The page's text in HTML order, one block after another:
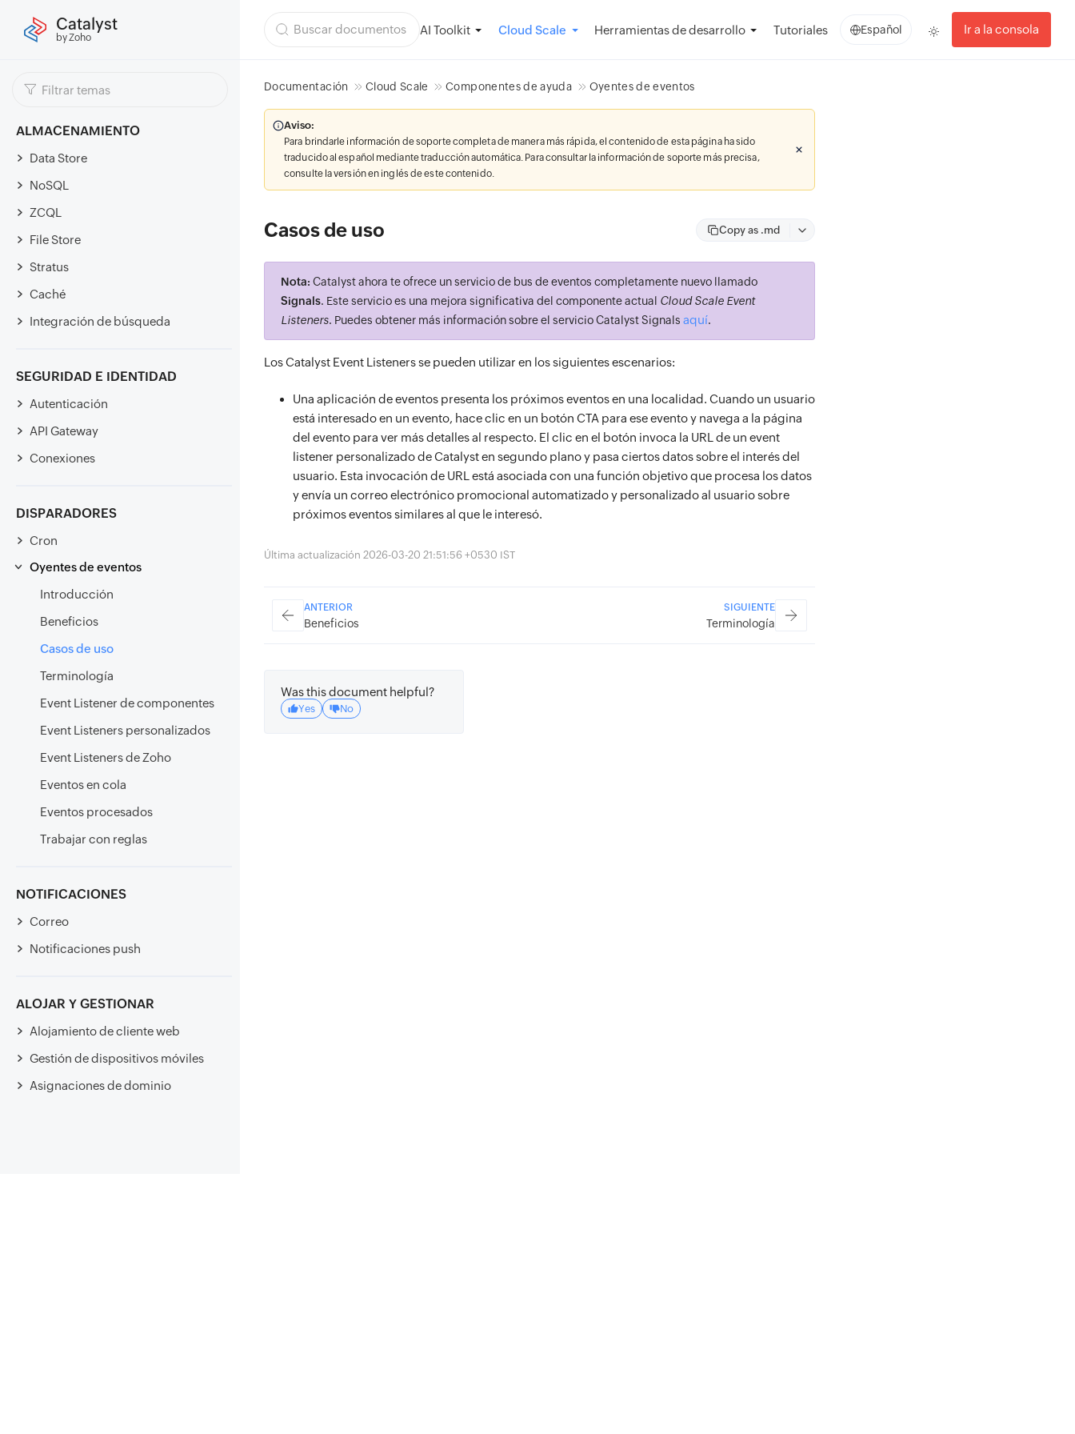
Catalyst
by Zoho
AI Toolkit Cloud Scale Herramientas de desarrollo Tutoriales Español Ir a la consola
ALMACENAMIENTO
Data Store
NoSQL
ZCQL
File Store
Stratus
Caché
Integración de búsqueda
SEGURIDAD E IDENTIDAD
Autenticación
API Gateway
Conexiones
DISPARADORES
Cron
Oyentes de eventos
Introducción
Beneficios
Casos de uso
Terminología
Event Listener de componentes
Event Listeners personalizados
Event Listeners de Zoho
Eventos en cola
Eventos procesados
Trabajar con reglas
NOTIFICACIONES
Correo
Notificaciones push
ALOJAR Y GESTIONAR
Alojamiento de cliente web
Gestión de dispositivos móviles
Asignaciones de dominio
Documentación Cloud Scale Componentes de ayuda Oyentes de eventos
Aviso:
Para brindarle información de soporte completa de manera más rápida, el contenido de esta página ha sido
traducido al español mediante traducción automática. Para consultar la información de soporte más precisa,
consulte la versión en inglés de este contenido.
Casos de uso Copy as .md
Nota: Catalyst ahora te ofrece un servicio de bus de eventos completamente nuevo llamado
Signals. Este servicio es una mejora significativa del componente actual Cloud Scale Event
Listeners. Puedes obtener más información sobre el servicio Catalyst Signals aquí.
Los Catalyst Event Listeners se pueden utilizar en los siguientes escenarios:
Una aplicación de eventos presenta los próximos eventos en una localidad. Cuando un usuario
está interesado en un evento, hace clic en un botón CTA para ese evento y navega a la página
del evento para ver más detalles al respecto. El clic en el botón invoca la URL de un event
listener personalizado de Catalyst en segundo plano y pasa ciertos datos sobre el interés del
usuario. Esta invocación de URL está asociada con una función objetivo que procesa los datos
y envía un correo electrónico promocional automatizado y personalizado al usuario sobre
próximos eventos similares al que le interesó.
Última actualización 2026-03-20 21:51:56 +0530 IST
ANTERIOR
Beneficios
SIGUIENTE
Terminología
Was this document helpful?
Yes No